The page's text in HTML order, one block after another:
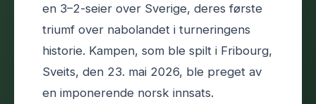
en 3–2-seier over Sverige, deres første
triumf over nabolandet i turneringens
historie. Kampen, som ble spilt i Fribourg,
Sveits, den 23. mai 2026, ble preget av
en imponerende norsk innsats.